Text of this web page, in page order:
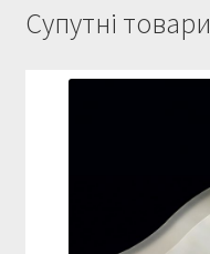
Супутні товари